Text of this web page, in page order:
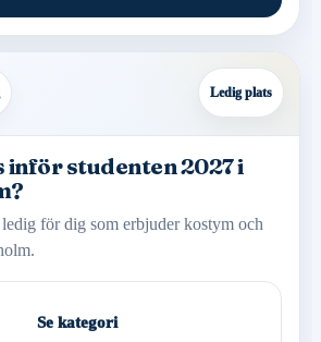
Ledig plats
inför studenten 2027 i
för dig som erbjuder kostym och
Se kategori